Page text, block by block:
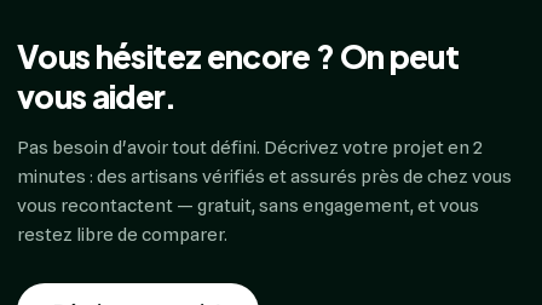
Vous hésitez encore ? On peut
vous aider.
Pas besoin d'avoir tout défini. Décrivez votre projet en 2
minutes : des artisans vérifiés et assurés près de chez vous
vous recontactent — gratuit, sans engagement, et vous
restez libre de comparer.